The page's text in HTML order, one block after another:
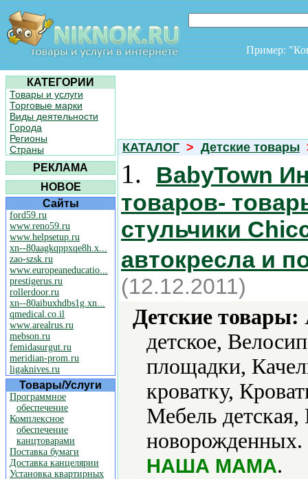
Пример:
КАТЕГОРИИ
Товары и услуги
Торговые марки
Виды деятельности
Города
Регионы
Страны
РЕКЛАМА
НОВОЕ
Сайты
ford59.ru
www.reno59.ru
www.helpsetup.ru
xn--80aagkqppxqe8h.x...
zao-szsk.ru
www.europeaneducatio...
prestigerus.ru
rollerdoor.ru
xn--80aibuxhdbs1g.xn...
qmedical.co.il
www.arealrus.ru
mebson.ru
femidasurgut.ru
meridian-prom.ru
ligaknives.ru
Товары/Услуги
Программное
обеспечение
Комплексное
обеспечение
канцтоварами
Поставка бумаги
Доставка канцелярии
Установка квартирных
КАТАЛОГ > Детские товары
1.
BabyTown
товаров-
стульчики
автокресла и
(12.12.2011)
Детские товары:
детское,
площадки,
кроватку,
Мебель
НАША МАМА.